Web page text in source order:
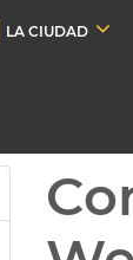
LA CIUDAD